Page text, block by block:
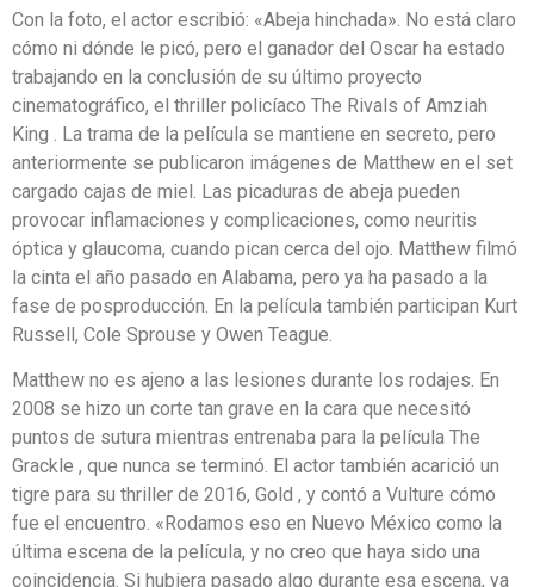
Con la foto, el actor escribió: «Abeja hinchada». No está claro
cómo ni dónde le picó, pero el ganador del Oscar ha estado
trabajando en la conclusión de su último proyecto
cinematográfico, el thriller policíaco The Rivals of Amziah
King . La trama de la película se mantiene en secreto, pero
anteriormente se publicaron imágenes de Matthew en el set
cargado cajas de miel. Las picaduras de abeja pueden
provocar inflamaciones y complicaciones, como neuritis
óptica y glaucoma, cuando pican cerca del ojo. Matthew filmó
la cinta el año pasado en Alabama, pero ya ha pasado a la
fase de posproducción. En la película también participan Kurt
Russell, Cole Sprouse y Owen Teague.
Matthew no es ajeno a las lesiones durante los rodajes. En
2008 se hizo un corte tan grave en la cara que necesitó
puntos de sutura mientras entrenaba para la película The
Grackle , que nunca se terminó. El actor también acarició un
tigre para su thriller de 2016, Gold , y contó a Vulture cómo
fue el encuentro. «Rodamos eso en Nuevo México como la
última escena de la película, y no creo que haya sido una
coincidencia. Si hubiera pasado algo durante esa escena, ya